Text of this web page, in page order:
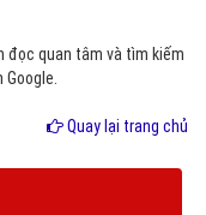
đọc quan tâm và tìm kiếm
Quay lại trang chủ